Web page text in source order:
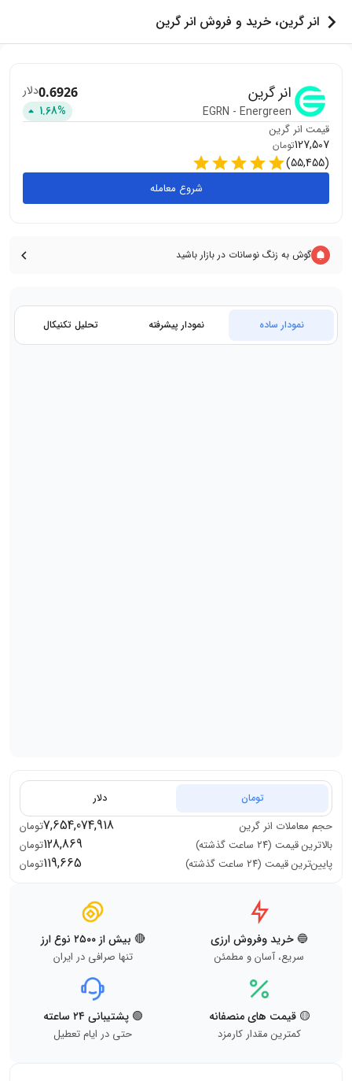
انر گرین، خرید و فروش انر گرین
انر گرین
EGRN - Energreen
0.6926دلار
1.68%
قیمت انر گرین
127,507تومان
(
55,455
)
شروع معامله
گوش به زنگ نوسانات در بازار باشید
نمودار ساده نمودار پیشرفته تحلیل تکنیکال
تومان دلار
حجم معاملات انر گرین 7,654,074,918تومان
بالاترین قیمت (۲۴ ساعت گذشته)
128,869تومان
پایین‌ترین قیمت (۲۴ ساعت گذشته)
119,665تومان
🔵 خرید وفروش ارزی
سریع، آسان و مطمئن
🔴 بیش از ۲۵۰۰ نوع ارز
تنها صرافی در ایران
🟡 قیمت های منصفانه
کمترین مقدار کارمزد
🟢 پشتیبانی ۲۴ ساعته
حتی در ایام تعطیل